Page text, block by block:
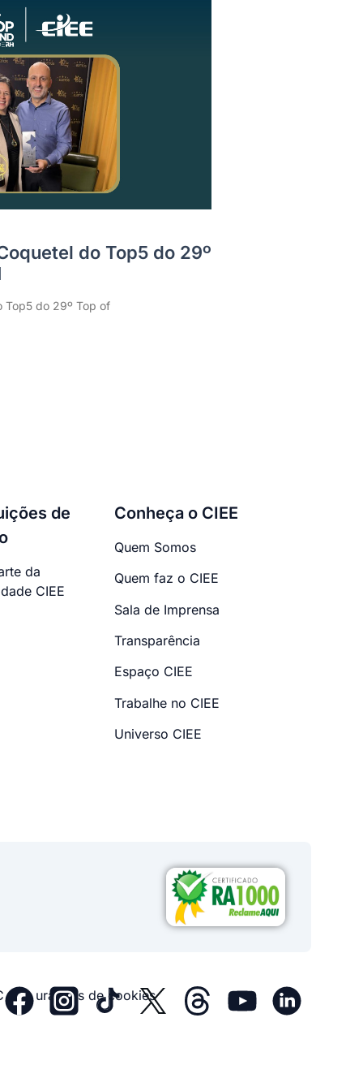
do Top5 do 29º
Top5 do 29º Top of
de
da
CIEE
Conheça o CIEE
Quem Somos
Quem faz o CIEE
Sala de Imprensa
Transparência
Espaço CIEE
Trabalhe no CIEE
Universo CIEE
de cookies